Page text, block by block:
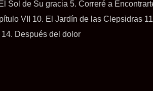
Sol de Su gracia 5. Correré a
VII 10. El Jardín de las Clepsidras
Después del dolor